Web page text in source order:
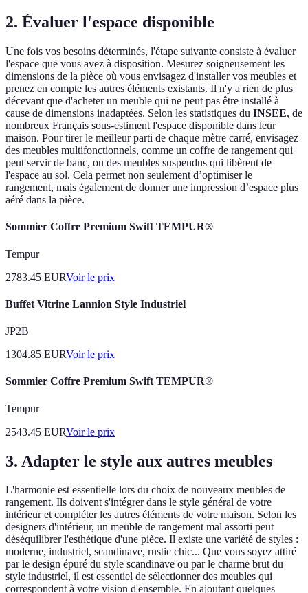
2. Évaluer l'espace disponible
Une fois vos besoins déterminés, l'étape suivante consiste à évaluer
l'espace que vous avez à disposition. Mesurez soigneusement les
dimensions de la pièce où vous envisagez d'installer vos meubles et
prenez en compte les autres éléments existants. Il n'y a rien de plus
décevant que d'acheter un meuble qui ne peut pas être installé à
cause de dimensions inadaptées. Selon les statistiques du INSEE, de
nombreux Français sous-estiment l'espace disponible dans leur
maison. Pour tirer le meilleur parti de chaque mètre carré, envisagez
des meubles multifonctionnels, comme un coffre de rangement qui
peut servir de banc, ou des meubles suspendus qui libèrent de
l'espace au sol. Cela permet non seulement d’optimiser le
rangement, mais également de donner une impression d’espace plus
aéré dans la pièce.
Sommier Coffre Premium Swift TEMPUR®
Tempur
2783.45 EURVoir le prix
Buffet Vitrine Lannion Style Industriel
JP2B
1304.85 EURVoir le prix
Sommier Coffre Premium Swift TEMPUR®
Tempur
2543.45 EURVoir le prix
3. Adapter le style aux autres meubles
L'harmonie est essentielle lors du choix de nouveaux meubles de
rangement. Ils doivent s'intégrer dans le style général de votre
intérieur et compléter les autres éléments de votre maison. Selon les
designers d'intérieur, un meuble de rangement mal assorti peut
déséquilibrer l'esthétique d'une pièce. Il existe une variété de styles :
moderne, industriel, scandinave, rustic chic... Que vous soyez attiré
par le design épuré du style scandinave ou par le charme brut du
style industriel, il est essentiel de sélectionner des meubles qui
correspondent à votre vision d'ensemble. En ajoutant quelques